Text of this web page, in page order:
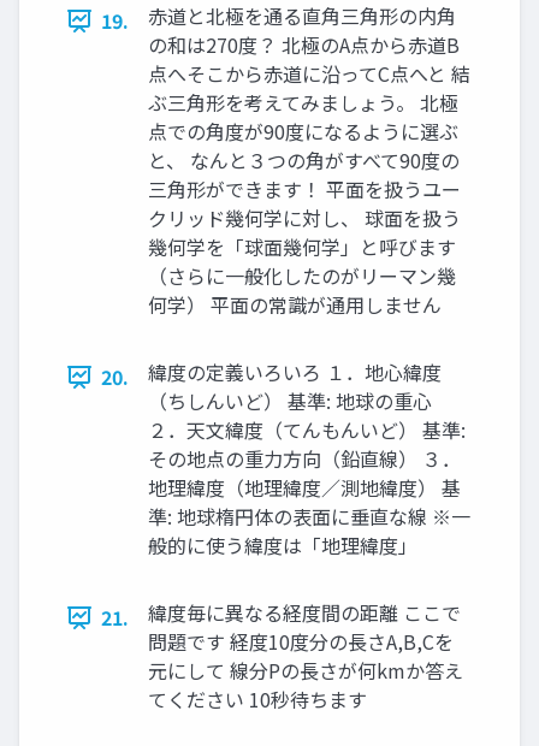
19.
赤道と北極を通る直角三角形の内角
の和は270度？ 北極のA点から赤道B
点へそこから赤道に沿ってC点へと 結
ぶ三角形を考えてみましょう。 北極
点での角度が90度になるように選ぶ
と、 なんと３つの角がすべて90度の
三角形ができます！ 平面を扱うユー
クリッド幾何学に対し、 球面を扱う
幾何学を「球面幾何学」と呼びます
（さらに一般化したのがリーマン幾
何学） 平面の常識が通用しません
20.
緯度の定義いろいろ １．地心緯度
（ちしんいど） 基準: 地球の重心
２．天文緯度（てんもんいど） 基準:
その地点の重力方向（鉛直線） ３．
地理緯度（地理緯度／測地緯度） 基
準: 地球楕円体の表面に垂直な線 ※一
般的に使う緯度は「地理緯度」
21.
緯度毎に異なる経度間の距離 ここで
問題です 経度10度分の長さA,B,Cを
元にして 線分Pの長さが何kmか答え
てください 10秒待ちます